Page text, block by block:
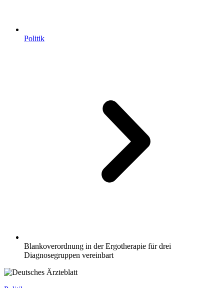
Politik
Blankoverordnung in der Ergotherapie für drei
Diagnosegruppen vereinbart